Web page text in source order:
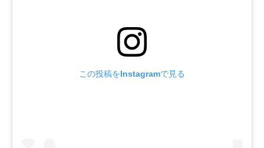
この投稿をInstagramで見る